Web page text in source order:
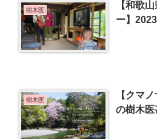
樹木医
【和歌
ー】
樹木医
【クマ
の樹木医